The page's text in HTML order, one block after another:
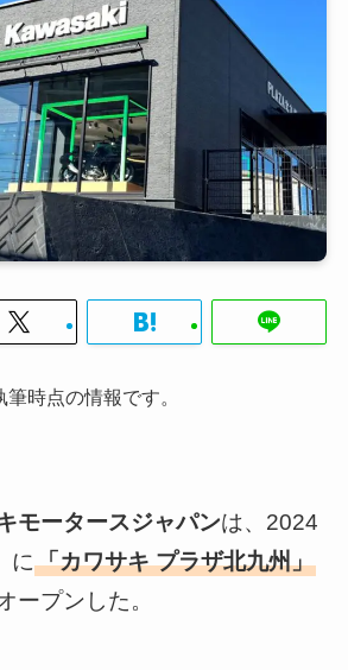
時点の情報です。
モータースジャパンは、2024
に「カワサキ プラザ北九州」
ープンした。